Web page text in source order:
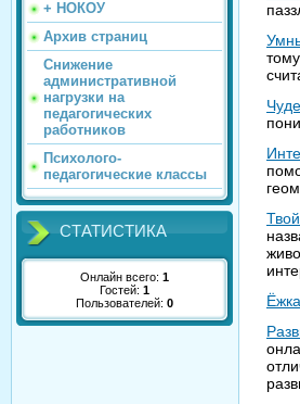
+ НОКОУ
Архив страниц
Снижение
административной
нагрузки на
педагогических
работников
Психолого-
педагогические классы
СТАТИСТИКА
Онлайн всего: 1
Гостей: 1
Пользователей: 0
Ёжка